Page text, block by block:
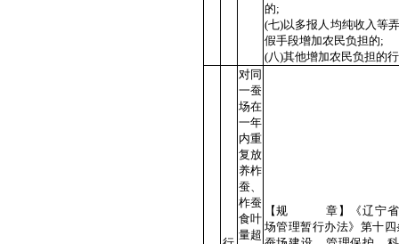
的;
(七)以多报人均纯收入等
假手段增加农民负担的;
(八)其他增加农民负担的
对同
一蚕
场在
一年
内重
复放
养柞
蚕、
柞蚕
食叶
量超
【规 章】《辽宁省
场管理暂行办法》第十四